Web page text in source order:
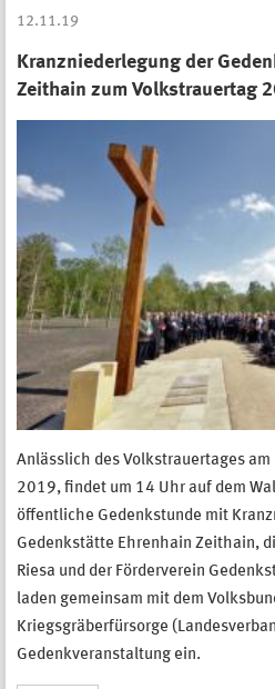
12.11.19
Kranzniederlegung der
Zeithain zum Volkstrauertag
Anlässlich des Volkstrauertages
2019, findet um 14 Uhr auf dem
öffentliche Gedenkstunde mit
Gedenkstätte Ehrenhain Zeithain,
Riesa und der Förderverein
laden gemeinsam mit dem
Kriegsgräberfürsorge
Gedenkveranstaltung ein.